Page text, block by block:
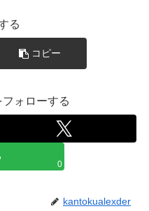
る
コピー
ォローする
0
kantokualexder